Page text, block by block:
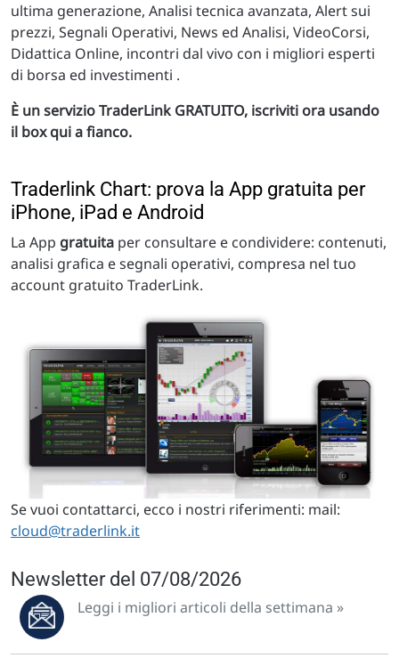
ultima generazione, Analisi tecnica avanzata, Alert sui
prezzi, Segnali Operativi, News ed Analisi, VideoCorsi,
Didattica Online, incontri dal vivo con i migliori esperti
di borsa ed investimenti .
È un servizio TraderLink GRATUITO, iscriviti ora usando
il box qui a fianco.
Traderlink Chart: prova la App gratuita per
iPhone, iPad e Android
La App gratuita per consultare e condividere: contenuti,
analisi grafica e segnali operativi, compresa nel tuo
account gratuito TraderLink.
Se vuoi contattarci, ecco i nostri riferimenti: mail:
cloud@traderlink.it
Newsletter del 07/08/2026
Leggi i migliori articoli della settimana »